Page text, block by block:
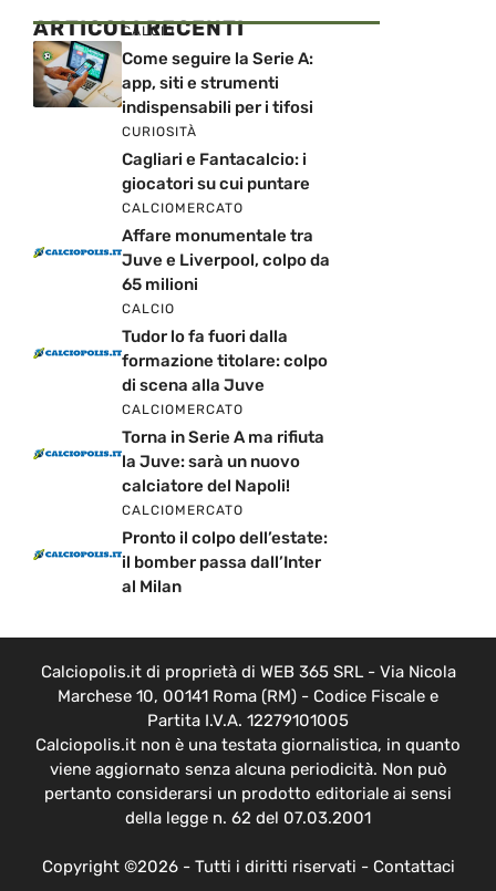
ARTICOLI RECENTI
CALCIO
Come seguire la Serie A:
app, siti e strumenti
indispensabili per i tifosi
CURIOSITÀ
Cagliari e Fantacalcio: i
giocatori su cui puntare
CALCIOMERCATO
Affare monumentale tra
Juve e Liverpool, colpo da
65 milioni
CALCIO
Tudor lo fa fuori dalla
formazione titolare: colpo
di scena alla Juve
CALCIOMERCATO
Torna in Serie A ma rifiuta
la Juve: sarà un nuovo
calciatore del Napoli!
CALCIOMERCATO
Pronto il colpo dell’estate:
il bomber passa dall’Inter
al Milan
Calciopolis.it di proprietà di WEB 365 SRL - Via Nicola
Marchese 10, 00141 Roma (RM) - Codice Fiscale e
Partita I.V.A. 12279101005
Calciopolis.it non è una testata giornalistica, in quanto
viene aggiornato senza alcuna periodicità. Non può
pertanto considerarsi un prodotto editoriale ai sensi
della legge n. 62 del 07.03.2001
Copyright ©2026 - Tutti i diritti riservati - Contattaci